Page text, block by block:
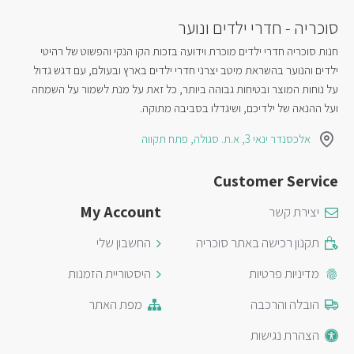
כוורת ברלין ברוחב 120 ס"מ עם דלתות.
מאיזה חומר השולחן עשוי?
מלמין פורמייקה איכותי – חזק, עמיד וקל לניקוי.
באילו גוונים השולחן זמין?
צהוב, ורוד, אפור ולבן.
האם השולחן להרכבה עצמית?
מוצרי סוכריה מגיעים עם אחריות יצרן ל-5 שנים, בכפוף לשימוש
סביר ובהתאם לתעודת האחריות.
שאלות שאנשים מחפשים ברשת על השולחן
מחפשים שולחן כתיבה גדול עם כוורת?
סוכריה - חדרי ילדים ונוער
חנות סוכריה חדרי ילדים מוכרת וידועה בזכות הקו הנקי והפשוט של רהיטי
ילדים והנוער בהשראת מיטב יצרני חדרי ילדים בארץ ובעולם, עם דגש גדול
על נוחות המוצר ובטיחות גבוהה ביותר, כל זאת על מנת לשמור על השמחה
ועל ההנאה של ילדיכם, ושיגדלו בסביבה מתוקה.
אלכסנדר ינאי 3, א.ת. סגולה, פתח תקווה
Customer Service
יצירת קשר
תקנון רכישה באתר סוכריה
מדיניות פרטיות
הובלה והרכבה
הצהרת נגישות
My Account
החשבון שלי
היסטוריית הזמנות
מפת האתר